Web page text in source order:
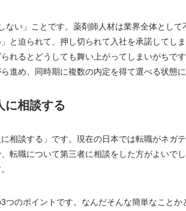
ない」ことです。薬剤師人材は業界全体とし
と迫られて、押し切られて入社を承諾して
れるとどうしても舞い上がってしまいがち
進め、同時期に複数の内定を得て選べる状態に
に相談する
相談する」です。現在の日本では転職がネガ
転職について第三者に相談をした方がよいで
つのポイントです。なんだそんな簡単なこと